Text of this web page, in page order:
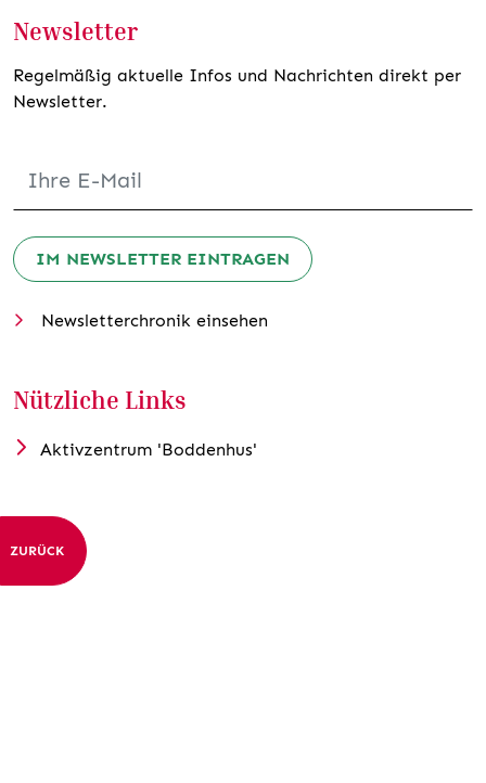
Newsletter
Regelmäßig aktuelle Infos und Nachrichten direkt per
Newsletter.
IM NEWSLETTER EINTRAGEN
Newsletterchronik einsehen
Nützliche Links
Aktivzentrum 'Boddenhus'
ZURÜCK